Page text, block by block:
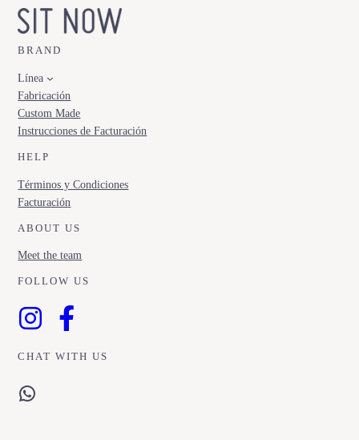
BRAND
Línea
Fabricación
Custom Made
Instrucciones de Facturación
HELP
Términos y Condiciones
Facturación
ABOUT US
Meet the team
FOLLOW US
CHAT WITH US
WhatsApp